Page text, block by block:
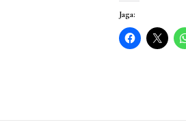
Jaga: